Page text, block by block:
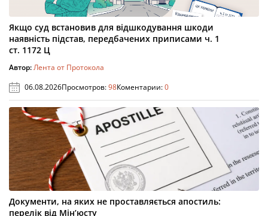
Якщо суд встановив для відшкодування шкоди
наявність підстав, передбачених приписами ч. 1
ст. 1172 Ц
Автор:Лента от Протокола
06.08.2026Просмотров:98Коментарии:0
Документи, на яких не проставляється апостиль:
перелік від Мін’юсту